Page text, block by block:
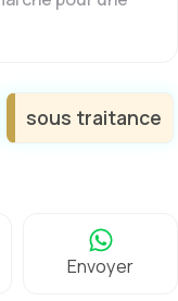
sous traitance
Envoyer